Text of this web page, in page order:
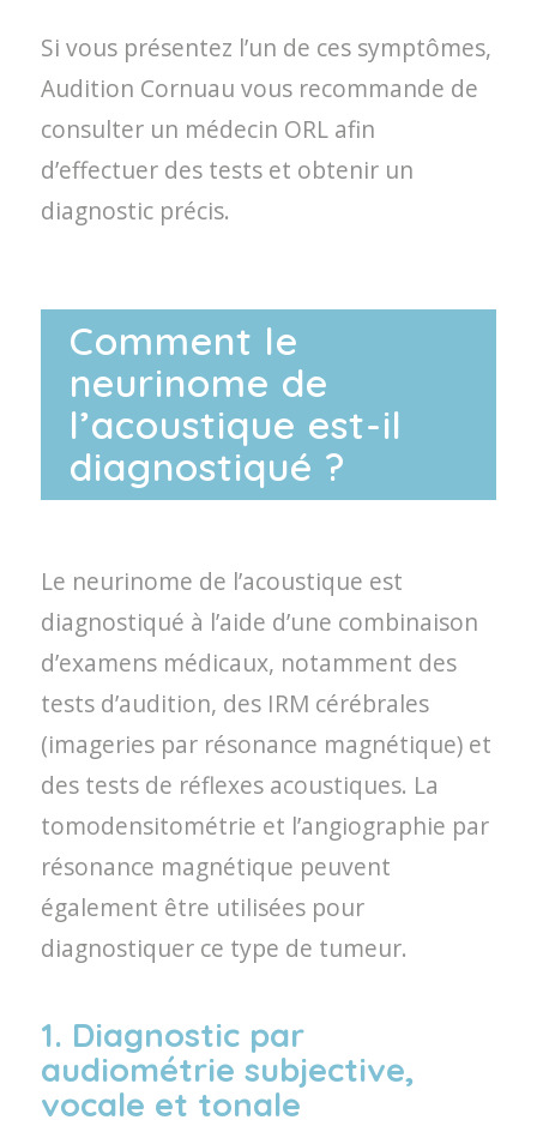
Si vous présentez l’un de ces symptômes,
Audition Cornuau vous recommande de
consulter un médecin ORL afin
d’effectuer des tests et obtenir un
diagnostic précis.
Comment le
neurinome de
l’acoustique est-il
diagnostiqué ?
Le neurinome de l’acoustique est
diagnostiqué à l’aide d’une combinaison
d’examens médicaux, notamment des
tests d’audition, des IRM cérébrales
(imageries par résonance magnétique) et
des tests de réflexes acoustiques. La
tomodensitométrie et l’angiographie par
résonance magnétique peuvent
également être utilisées pour
diagnostiquer ce type de tumeur.
1. Diagnostic par
audiométrie subjective,
vocale et tonale